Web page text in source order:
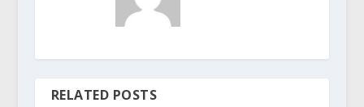
RELATED POSTS